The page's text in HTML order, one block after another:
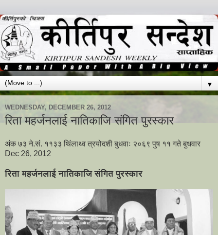
▼
WEDNESDAY, DECEMBER 26, 2012
रिता महर्जनलाई नातिकाजि संगित पुरस्कार
अंक ७३ ने.सं. ११३३ थिंलाथ्व त्रयोदशी बुधवाः २०६९ पुष ११ गते बुधवार
Dec 26, 2012
रिता महर्जनलाई नातिकाजि संगित पुरस्कार